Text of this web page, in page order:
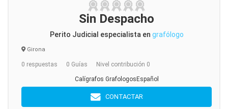
Sin Despacho
Perito Judicial especialista en grafólogo
Girona
0 respuestas 0 Guías Nivel contribución 0
Calígrafos GrafologosEspañol
CONTACTAR